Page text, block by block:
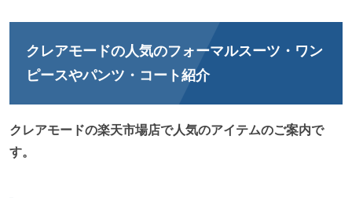
クレアモードの人気のフォーマルスーツ・ワン
ピースやパンツ・コート紹介
クレアモードの楽天市場店で人気のアイテムのご案内で
す。